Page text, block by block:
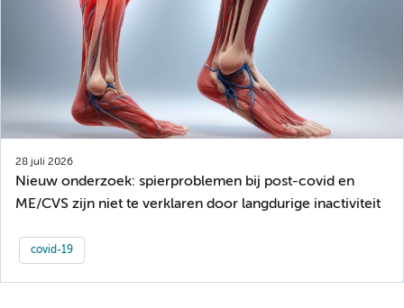
28 juli 2026
Nieuw onderzoek: spierproblemen bij post-covid en
ME/CVS zijn niet te verklaren door langdurige inactiviteit
covid-19